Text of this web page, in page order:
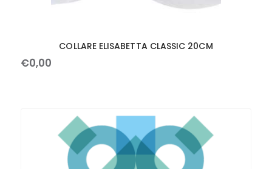
COLLARE ELISABETTA CLASSIC 20CM
€0,00